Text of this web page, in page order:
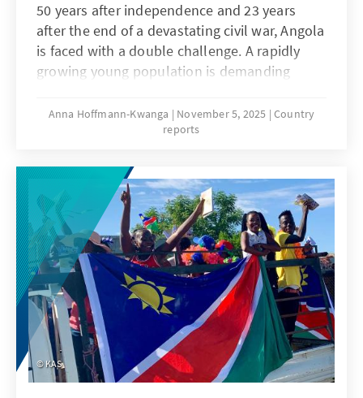
50 years after independence and 23 years
after the end of a devastating civil war, Angola
is faced with a double challenge. A rapidly
growing young population is demanding
impatience. Reforms that will improve
political and economic ownership. At the
global competition for raw materials, trade
routes and political partnerships.
Anna Hoffmann-Kwanga November 5, 2025 Country
reports
KAS